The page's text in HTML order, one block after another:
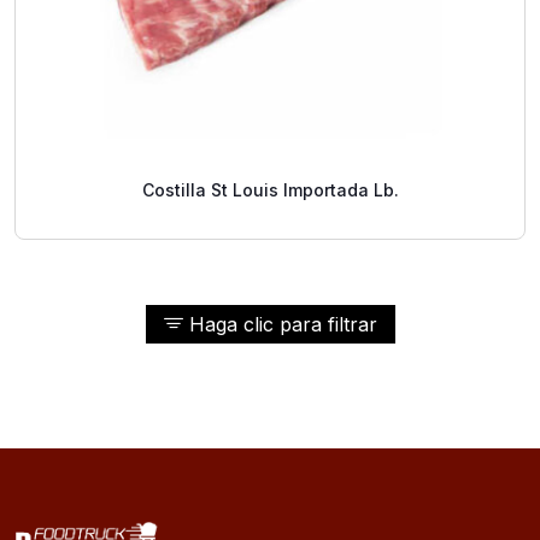
Haga clic para filtrar
Costilla St Louis Importada Lb.